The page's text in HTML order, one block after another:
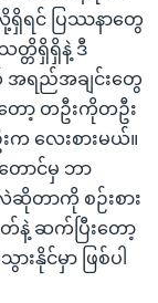
ရှိရင် ပြဿနာတွေ
တ္တိရှိရှိနဲ့ ဒီ
အရည်အချင်းတွေ
ာ့ တဦးကိုတဦး
လေးစားမယ်။
ောင်မှ ဘာ
တာကို စဉ်းစား
နဲ့ ဆက်ပြီးတော့
းနိုင်မှာ ဖြစ်ပါ